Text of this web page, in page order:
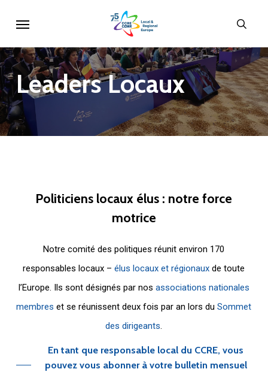
main
content
LeadersLocaux
Politiciens locaux élus : notre force
motrice
Notre comité des politiques réunit environ 170
responsables locaux –élus locaux et régionaux de toute
l’Europe. Ils sont désignés par nos associations nationales
membres et se réunissent deux fois par an lors duSommet
des dirigeants.
En tant que responsable local du CCRE, vous
pouvez vous abonner à votre bulletin mensuel